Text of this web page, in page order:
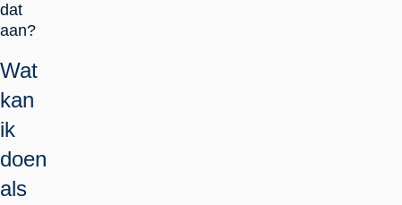
dat
aan?
Wat
kan
ik
doen
als